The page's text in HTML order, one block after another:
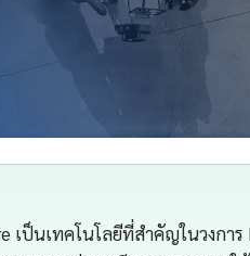
เป็นเทคโนโลยีที่สำคัญในวงกา